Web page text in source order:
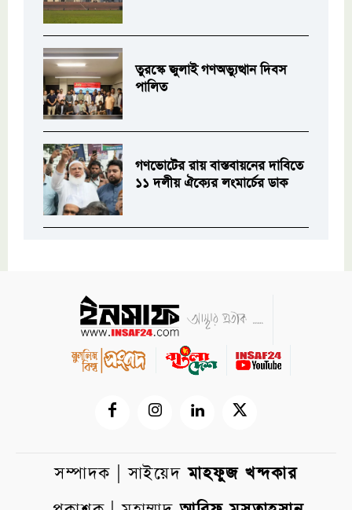
তুরস্কে জুলাই গণঅভ্যুত্থান দিবস
পালিত
গণভোটের রায় বাস্তবায়নের দাবিতে
১১ দলীয় ঐক্যের লংমার্চের ডাক
সম্পাদক | সাইয়েদমাহফুজ খন্দকার